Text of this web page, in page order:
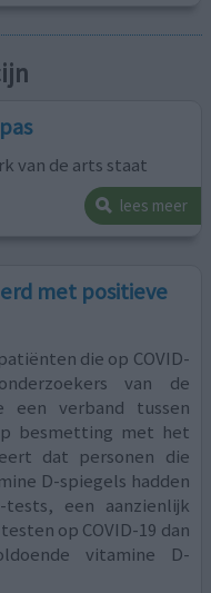
van de arts staat
lees meer
met positieve
die op COVID-
van de
een verband tussen
besmetting met het
dat personen die
D-spiegels hadden
een aanzienlijk
op COVID-19 dan
vitamine D-